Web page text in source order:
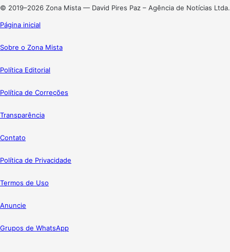
© 2019–2026 Zona Mista — David Pires Paz – Agência de Notícias Ltda.
Página inicial
Sobre o Zona Mista
Política Editorial
Política de Correções
Transparência
Contato
Política de Privacidade
Termos de Uso
Anuncie
Grupos de WhatsApp